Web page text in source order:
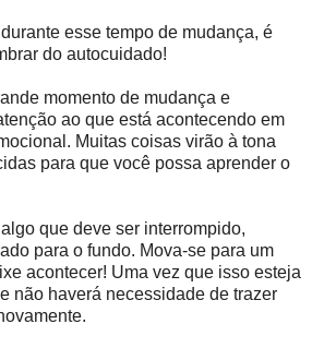
esse tempo de mudança, é
do autocuidado!
momento de mudança e
ao que está acontecendo em
Muitas coisas virão à tona
para que você possa aprender o
que deve ser interrompido,
para o fundo. Mova-se para um
acontecer! Uma vez que isso esteja
não haverá necessidade de trazer